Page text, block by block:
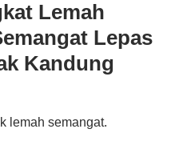
Lemah
Lepas
Kandung
lemah semangat.